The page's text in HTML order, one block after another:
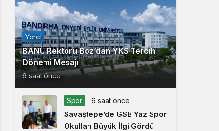
Yerel
BANÜ Rektörü Boz’dan YKS Tercih
Dönemi Mesajı
6 saat önce
Spor 6 saat önce
Savaştepe’de GSB Yaz Spor
Okulları Büyük İlgi Gördü